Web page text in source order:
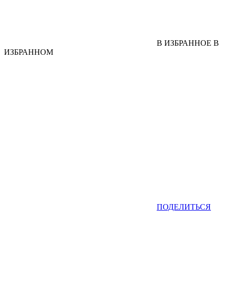
В ИЗБРАННОЕ В
ИЗБРАННОМ
ПОДЕЛИТЬСЯ